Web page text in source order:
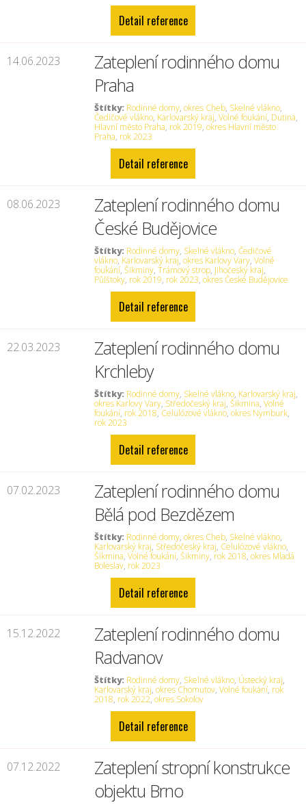
Detail reference
14.06.2023
Zateplení rodinného domu
Praha
Štítky: Rodinné domy,okres Cheb, Skelné vlákno,
Čedičové vlákno, Karlovarský kraj,Volné foukání, Dutina,
Hlavní město Praha, rok 2019,okres Hlavní město
Praha, rok 2023
Detail reference
08.06.2023
Zateplení rodinného domu
České Budějovice
Štítky: Rodinné domy, Skelné vlákno,Čedičové
vlákno, Karlovarský kraj,okres Karlovy Vary,Volné
foukání,Šikminy,Trámový strop, Jihočeský kraj,
Půlštoky, rok 2019, rok 2023,okres České Budějovice
Detail reference
22.03.2023
Zateplení rodinného domu
Krchleby
Štítky: Rodinné domy, Skelné vlákno, Karlovarský kraj,
okres Karlovy Vary, Středočeský kraj,Šikmina,Volné
foukání, rok 2018, Celulózové vlákno,okres Nymburk,
rok 2023
Detail reference
07.02.2023
Zateplení rodinného domu
Bělá pod Bezdězem
Štítky: Rodinné domy,okres Cheb, Skelné vlákno,
Karlovarský kraj, Středočeský kraj, Celulózové vlákno,
Šikmina,Volné foukání,Šikminy, rok 2018,okres Mladá
Boleslav, rok 2023
Detail reference
15.12.2022
Zateplení rodinného domu
Radvanov
Štítky: Rodinné domy, Skelné vlákno, Ústecký kraj,
Karlovarský kraj,okres Chomutov,Volné foukání, rok
2018, rok 2022,okres Sokolov
Detail reference
07.12.2022
Zateplení stropní konstrukce
objektu Brno